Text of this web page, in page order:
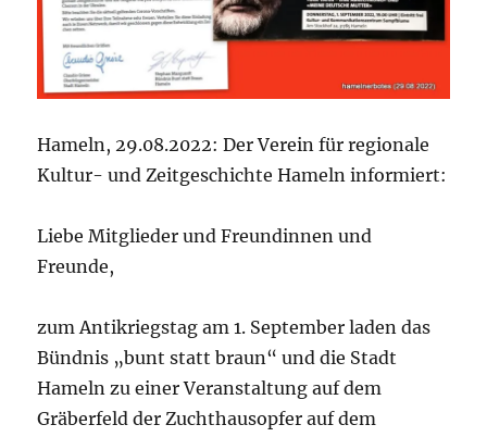
Hameln, 29.08.2022: Der Verein für regionale
Kultur- und Zeitgeschichte Hameln informiert:
Liebe Mitglieder und Freundinnen und
Freunde,
zum Antikriegstag am 1. September laden das
Bündnis „bunt statt braun“ und die Stadt
Hameln zu einer Veranstaltung auf dem
Gräberfeld der Zuchthausopfer auf dem